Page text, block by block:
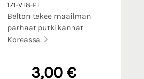
171-VT8-PT
Belton tekee maailman
parhaat putkikannat
Koreassa.
3,00 €